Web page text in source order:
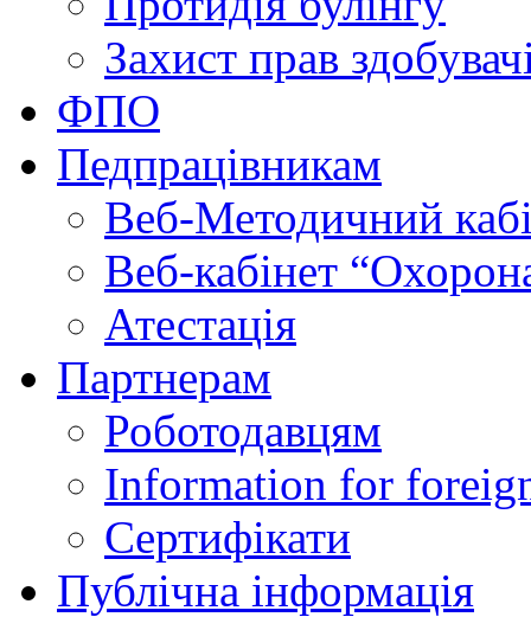
Захист прав
ФПО
Педпрацівникам
Веб-Методичний
Веб-кабінет
Атестація
Партнерам
Роботодавцям
Information for
Сертифікати
Публічна інформація